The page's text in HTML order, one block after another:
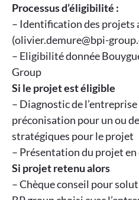
Processus d’éligibilité :
– Identification des projets
(olivier.demure@bpi-
– Eligibilité donnée
Group
Si le projet est éligible
– Diagnostic de
préconisation pour un ou
stratégiques pour le projet
– Présentation du projet en
Si projet retenu alors
– Chèque conseil pour